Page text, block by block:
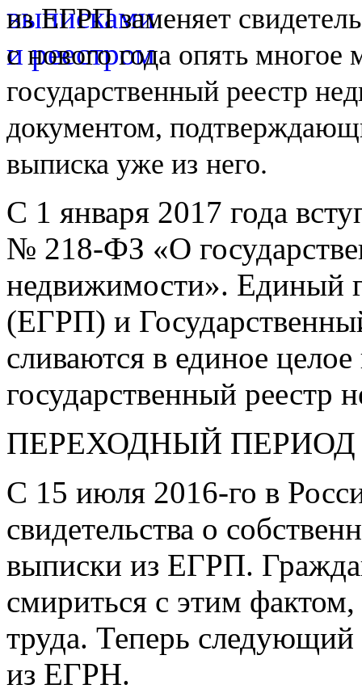
из ЕГРП заменяет
с нового года опять
государственный реестр
документом,
выписка уже из него.
С 1 января 2017 года
№ 218-ФЗ «О
недвижимости». Единый
(ЕГРП) и
сливаются в единое
государственный
ПЕРЕХОДНЫЙ ПЕРИОД
С 15 июля 2016-го в
свидетельства о
выписки из ЕГРП.
смириться с этим
труда. Теперь
из ЕГРН.